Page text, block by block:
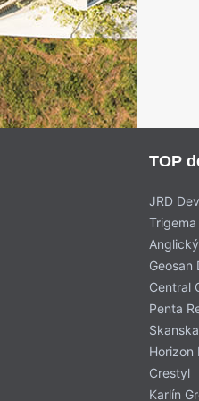
TOP
JRD
Trigema
Geosan
Central
Penta
Horizon
Crestyl
Karlín